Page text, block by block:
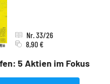
5 Aktien im Fokus
Nr. 33/26
8,90 €